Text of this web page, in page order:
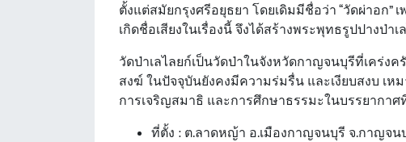
ตั้งแต่สมัยกรุงศรีอยุธยา โดยเดิมมีชื่อว่า “วัดผ่าอก
เกิดชื่อเสียงในเรื่องนี้ จึงได้สร้างพระพุทธรูปปางป่า
วัดป่าเลไลยก์เป็นวัดป่าในจังหวัดกาญจนบุรีที่เคร่ง
สงฆ์ ในปัจจุบันยังคงมีความร่มรื่น และเงียบสงบ เห
การเจริญสมาธิ และการศึกษาธรรมะในบรรยากาศ
ที่ตั้ง : ต.ลาดหญ้า อ.เมืองกาญจนบุรี จ.กาญจน